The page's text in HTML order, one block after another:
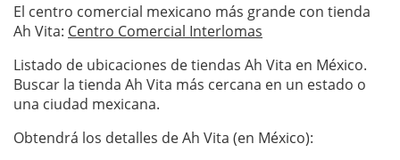
El centro comercial mexicano más grande con tienda
Ah Vita: Centro Comercial Interlomas
Listado de ubicaciones de tiendas Ah Vita en México.
Buscar la tienda Ah Vita más cercana en un estado o
una ciudad mexicana.
Obtendrá los detalles de Ah Vita (en México):